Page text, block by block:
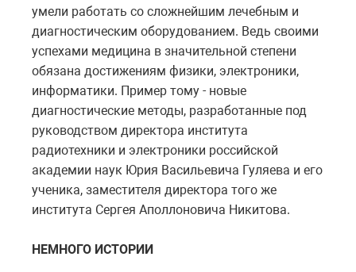
умели работать со сложнейшим лечебным и
диагностическим оборудованием. Ведь своими
успехами медицина в значительной степени
обязана достижениям физики, электроники,
информатики. Пример тому - новые
диагностические методы, разработанные под
руководством директора института
радиотехники и электроники российской
академии наук Юрия Васильевича Гуляева и его
ученика, заместителя директора того же
института Сергея Аполлоновича Никитова.
НЕМНОГО ИСТОРИИ